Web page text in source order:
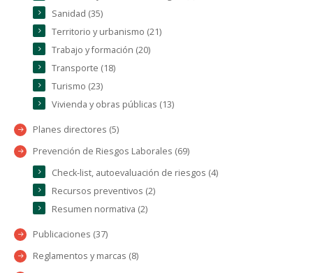
Sanidad (35)
Territorio y urbanismo (21)
Trabajo y formación (20)
Transporte (18)
Turismo (23)
Vivienda y obras públicas (13)
Planes directores (5)
Prevención de Riesgos Laborales (69)
Check-list, autoevaluación de riesgos (4)
Recursos preventivos (2)
Resumen normativa (2)
Publicaciones (37)
Reglamentos y marcas (8)